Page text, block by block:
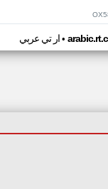
ار تي عربي•